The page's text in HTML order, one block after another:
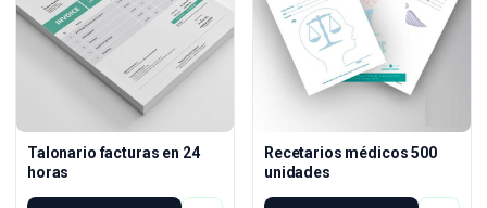
Talonario facturas en 24
horas
Recetarios médicos 500
unidades